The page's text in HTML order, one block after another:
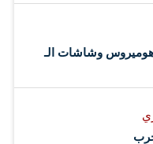
هوميروس وشاشات الـ